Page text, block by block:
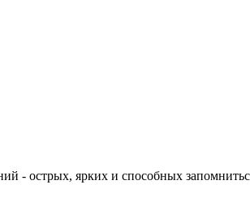
- острых, ярких и способных